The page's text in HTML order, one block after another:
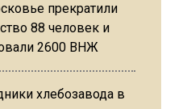
прекратили
88 человек и
2600 ВНЖ